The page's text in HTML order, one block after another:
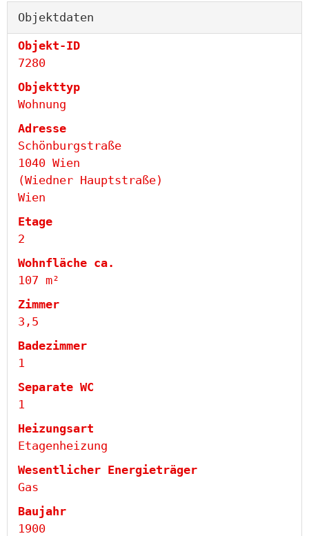
Objektdaten
Objekt-ID
7280
Objekttyp
Wohnung
Adresse
Schönburgstraße
1040 Wien
(Wiedner Hauptstraße)
Wien
Etage
2
Wohnfläche ca.
107 m²
Zimmer
3,5
Badezimmer
1
Separate WC
1
Heizungsart
Etagenheizung
Wesentlicher Energieträger
Gas
Baujahr
1900